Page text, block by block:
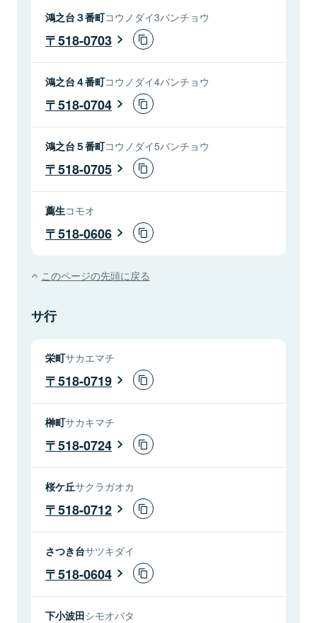
鴻之台３番町コウノダイ3バンチョウ
518-0703
鴻之台４番町コウノダイ4バンチョウ
518-0704
鴻之台５番町コウノダイ5バンチョウ
518-0705
薦生コモオ
518-0606
このページの先頭に戻る
サ行
栄町サカエマチ
518-0719
榊町サカキマチ
518-0724
桜ケ丘サクラガオカ
518-0712
さつき台サツキダイ
518-0604
下小波田シモオバタ